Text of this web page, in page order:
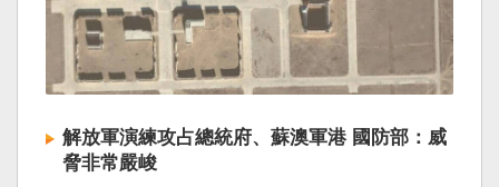
解放軍演練攻占總統府、蘇澳軍港 國防部：威
脅非常嚴峻